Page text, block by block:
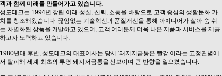
객과 함께 미래를 만들어가고 있습니다.
성도테크는 1994년 창립 이래 성실, 신뢰, 소통을 바탕으로 고객 중심의 생활문화 가
치를 창조해왔습니다. 끊임없는 기술혁신과 품질개선을 통해 아이디어가 살아 숨 쉬
는 차별화된 상품을 개발하고 있으며, 고객 여러분께 더욱 나은 제품과 서비스를 제공
하고자 노력하고 있습니다.
1980년대 후반, 성도테크의 대표이사는 당시 ‘돼지저금통은 빨강’이라는 고정관념에
서 탈피해 세계 최초의 투명 돼지저금통을 선보이며 큰 반향을 일으켰습니다.